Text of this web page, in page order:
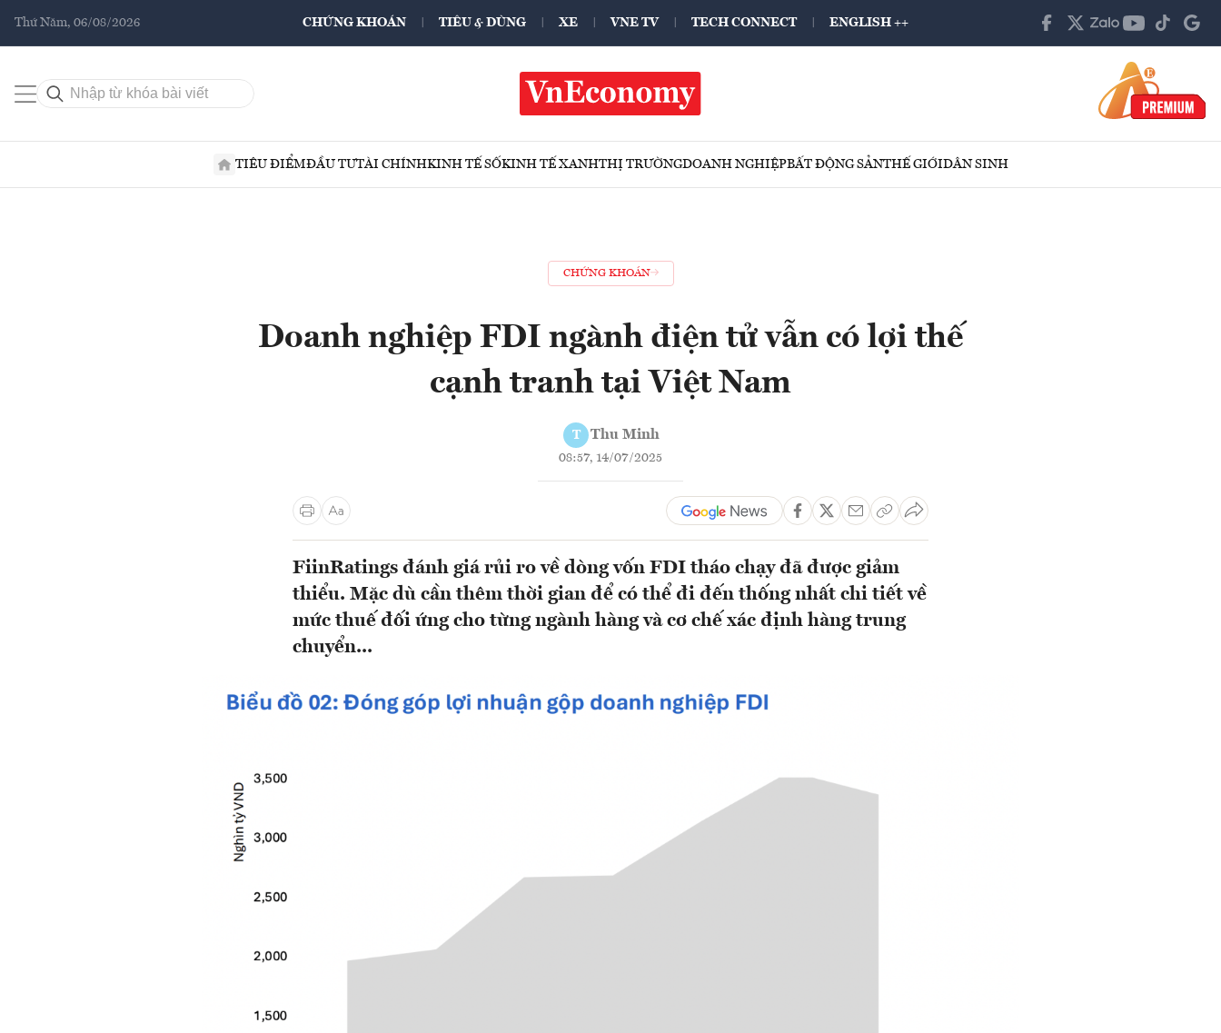
Thứ Năm, 06/08/2026 CHỨNG KHOÁN TIÊU & DÙNG XE VNE TV TECH CONNECT ENGLISH ++
TIÊU ĐIỂMĐẦU TƯTÀI CHÍNHKINH TẾ SỐKINH TẾ XANHTHỊ TRƯỜNGDOANH NGHIỆPBẤT ĐỘNG SẢNTHẾ GIỚIDÂN SINH
CHỨNG KHOÁN
Doanh nghiệp FDI ngành điện tử vẫn có lợi thế
cạnh tranh tại Việt Nam
T Thu Minh
08:57, 14/07/2025
FiinRatings đánh giá rủi ro về dòng vốn FDI tháo chạy đã được giảm
thiểu. Mặc dù cần thêm thời gian để có thể đi đến thống nhất chi tiết về
mức thuế đối ứng cho từng ngành hàng và cơ chế xác định hàng trung
chuyển...